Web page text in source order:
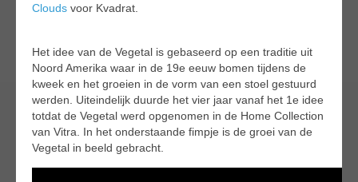
Clouds voor Kvadrat.
Het idee van de Vegetal is gebaseerd op een traditie uit
Noord Amerika waar in de 19e eeuw bomen tijdens de
kweek en het groeien in de vorm van een stoel gestuurd
werden. Uiteindelijk duurde het vier jaar vanaf het 1e idee
totdat de Vegetal werd opgenomen in de Home Collection
van Vitra. In het onderstaande fimpje is de groei van de
Vegetal in beeld gebracht.